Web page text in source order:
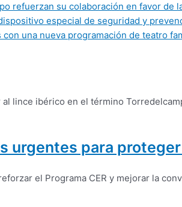
refuerzan su colaboración en favor de
especial de seguridad y
una nueva programación de teatro
urgentes para